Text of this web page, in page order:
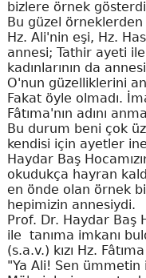
bizlere örnek
Bu güzel örneklerden
Hz. Ali'nin eşi, Hz.
annesi; Tathir ayeti
kadınlarının da
O'nun güzelliklerini
Fakat öyle olmadı.
Fâtıma'nın adını
Bu durum beni çok
kendisi için ayetler
Haydar Baş
okudukça hayran
en önde olan örnek
hepimizin annesiydi.
Prof. Dr. Haydar Baş
ile tanıma imkanı
(s.a.v.) kızı Hz.
"Ya Ali! Sen ümmetin